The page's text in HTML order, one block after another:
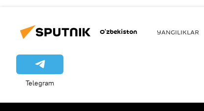
O‘zbekiston YANGILIKLAR
Telegram